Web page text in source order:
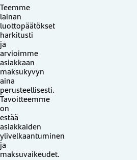
Teemme
lainan
luottopäätökset
harkitusti
ja
arvioimme
asiakkaan
maksukyvyn
aina
perusteellisesti.
Tavoitteemme
on
estää
asiakkaiden
ylivelkaantuminen
ja
maksuvaikeudet.